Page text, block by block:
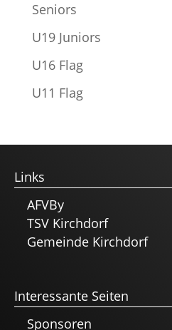
Seniors
U19 Juniors
U16 Flag
U11 Flag
Links
AFVBy
TSV Kirchdorf
Gemeinde Kirchdorf
Interessante Seiten
Sponsoren